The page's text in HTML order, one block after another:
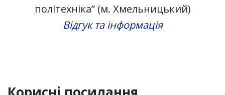
політехніка” (м. Хмельницький)
Відгук та інформація